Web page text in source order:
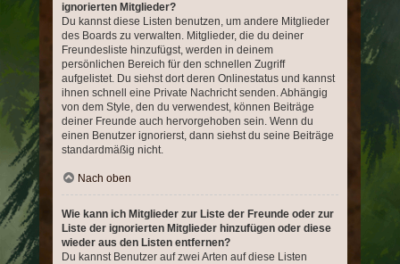
ignorierten Mitglieder?
Du kannst diese Listen benutzen, um andere Mitglieder
des Boards zu verwalten. Mitglieder, die du deiner
Freundesliste hinzufügst, werden in deinem
persönlichen Bereich für den schnellen Zugriff
aufgelistet. Du siehst dort deren Onlinestatus und kannst
ihnen schnell eine Private Nachricht senden. Abhängig
von dem Style, den du verwendest, können Beiträge
deiner Freunde auch hervorgehoben sein. Wenn du
einen Benutzer ignorierst, dann siehst du seine Beiträge
standardmäßig nicht.
Nach oben
Wie kann ich Mitglieder zur Liste der Freunde oder zur
Liste der ignorierten Mitglieder hinzufügen oder diese
wieder aus den Listen entfernen?
Du kannst Benutzer auf zwei Arten auf diese Listen